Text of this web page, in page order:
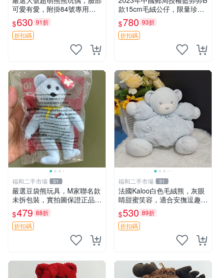
可愛有愛，附掛84號專用
袋，適合收藏與送禮 寶寶熊
玩具 熊抱枕
$630 91折
折扣碼
款15cm毛絨公仔，限量珍藏
版 毛絨玩具 新年禮品 藍卯卯
限量版 15cm
$780 93折
折扣碼
福和二手市場 31
嚴選豆袋熊玩具，M家聯名款
未拆包裝，實拍圖保證正品
豆袋玩具 嚴選 M家 豆袋熊
$479 88折
折扣碼
福和二手市場 31
法國Kaloo白色毛絨熊，灰眼
睛甜蜜笑容，適合安撫逗趣可
愛，柔軟面料手感佳。14 白
色安撫熊 毛絨玩具 寶寶逗樂
具
$530 89折
折扣碼